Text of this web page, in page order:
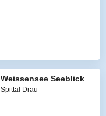
Weissensee Seeblick
Spittal Drau